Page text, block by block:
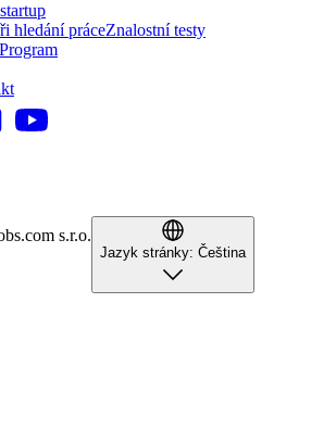
hledání práceZnalostní testy
s.r.o.
Jazyk stránky: Čeština